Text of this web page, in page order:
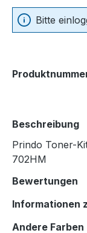
Bitte
Beschreibung
Prindo Toner-
702HM
Bewertungen
Informationen
Andere Farben